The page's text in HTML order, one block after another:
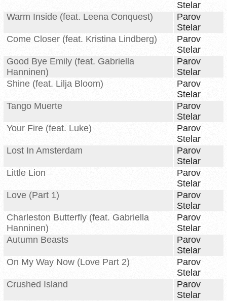
Stelar
Warm Inside (feat. Leena Conquest)
Parov
Stelar
Come Closer (feat. Kristina Lindberg)
Parov
Stelar
Good Bye Emily (feat. Gabriella
Hanninen)
Parov
Stelar
Shine (feat. Lilja Bloom)
Parov
Stelar
Tango Muerte
Parov
Stelar
Your Fire (feat. Luke)
Parov
Stelar
Lost In Amsterdam
Parov
Stelar
Little Lion
Parov
Stelar
Love (Part 1)
Parov
Stelar
Charleston Butterfly (feat. Gabriella
Hanninen)
Parov
Stelar
Autumn Beasts
Parov
Stelar
On My Way Now (Love Part 2)
Parov
Stelar
Crushed Island
Parov
Stelar